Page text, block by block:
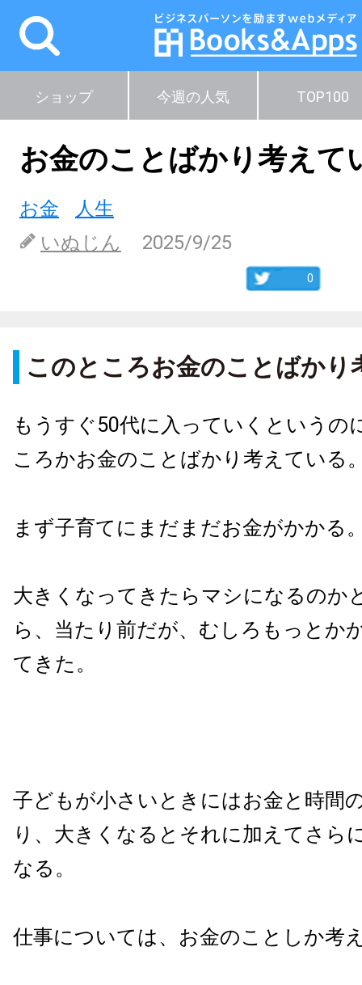
ショップ 今週の人気 TOP100
お金のことばかり考えて
お金
人生
いぬじん
2025/9/25
0
このところお金のことばかり
もうすぐ50代に入っていくというの
ころかお金のことばかり考えている
まず子育てにまだまだお金がかかる
大きくなってきたらマシになるのか
ら、当たり前だが、むしろもっとか
てきた。
子どもが小さいときにはお金と時間
り、大きくなるとそれに加えてさら
なる。
仕事については、お金のことしか考